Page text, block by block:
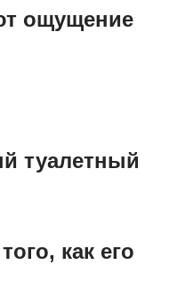
ощущение
туалетный
как его